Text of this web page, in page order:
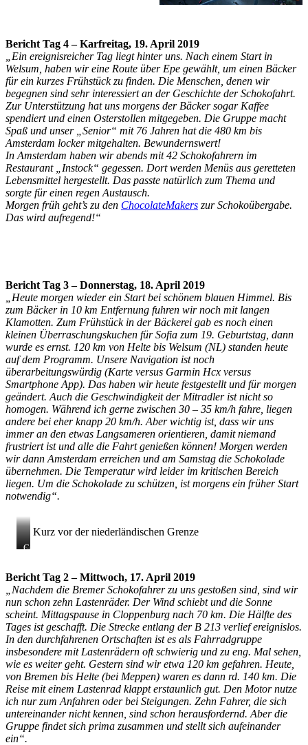
Bericht Tag 4 – Karfreitag, 19. April 2019
„Ein ereignisreicher Tag liegt hinter uns. Nach einem Start in
Welsum, haben wir eine Route über Epe gewählt, um einen Bäcker
für ein kurzes Frühstück zu finden. Die Menschen, denen wir
begegnen sind sehr interessiert an der Geschichte der Schokofahrt.
Zur Unterstützung hat uns morgens der Bäcker sogar Kaffee
spendiert und einen Osterstollen mitgegeben. Die Gruppe macht
Spaß und unser „Senior“ mit 76 Jahren hat die 480 km bis
Amsterdam locker mitgehalten. Bewundernswert!
In Amsterdam haben wir abends mit 42 Schokofahrern im
Restaurant „Instock“ gegessen. Dort werden Menüs aus geretteten
Lebensmittel hergestellt. Das passte natürlich zum Thema und
sorgte für einen regen Austausch.
Morgen früh geht’s zu den ChocolateMakers zur Schokoübergabe.
Das wird aufregend!“
Bericht Tag 3 – Donnerstag, 18. April 2019
„Heute morgen wieder ein Start bei schönem blauen Himmel. Bis
zum Bäcker in 10 km Entfernung fuhren wir noch mit langen
Klamotten. Zum Frühstück in der Bäckerei gab es noch einen
kleinen Überraschungskuchen für Sofia zum 19. Geburtstag, dann
wurde es ernst. 120 km von Helte bis Welsum (NL) standen heute
auf dem Programm. Unsere Navigation ist noch
überarbeitungswürdig (Karte versus Garmin Hcx versus
Smartphone App). Das haben wir heute festgestellt und für morgen
geändert. Auch die Geschwindigkeit der Mitradler ist nicht so
homogen. Während ich gerne zwischen 30 – 35 km/h fahre, liegen
andere bei eher knapp 20 km/h. Aber wichtig ist, dass wir uns
immer an den etwas Langsameren orientieren, damit niemand
frustriert ist und alle die Fahrt genießen können! Morgen werden
wir dann Amsterdam erreichen und am Samstag die Schokolade
übernehmen. Die Temperatur wird leider im kritischen Bereich
liegen. Um die Schokolade zu schützen, ist morgens ein früher Start
notwendig“.
Kurz vor der niederländischen Grenze
Sofias
Camping
(NL)
Bericht Tag 2 – Mittwoch, 17. April 2019
„Nachdem die Bremer Schokofahrer zu uns gestoßen sind, sind wir
nun schon zehn Lastenräder. Der Wind schiebt und die Sonne
scheint. Mittagspause in Cloppenburg nach 70 km. Die Hälfte des
Tages ist geschafft. Die Strecke entlang der B 213 verlief ereignislos.
In den durchfahrenen Ortschaften ist es als Fahrradgruppe
insbesondere mit Lastenrädern oft schwierig und zu eng. Mal sehen,
wie es weiter geht. Gestern sind wir etwa 120 km gefahren. Heute,
von Bremen bis Helte (bei Meppen) waren es dann rd. 140 km. Die
Reise mit einem Lastenrad klappt erstaunlich gut. Den Motor nutze
ich nur zum Anfahren oder bei Steigungen. Zehn Fahrer, die sich
untereinander nicht kennen, sind schon herausfordernd. Aber die
Gruppe findet sich prima zusammen und stellt sich aufeinander
ein“.